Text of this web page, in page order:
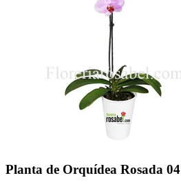
Planta de Orquídea Rosada 04